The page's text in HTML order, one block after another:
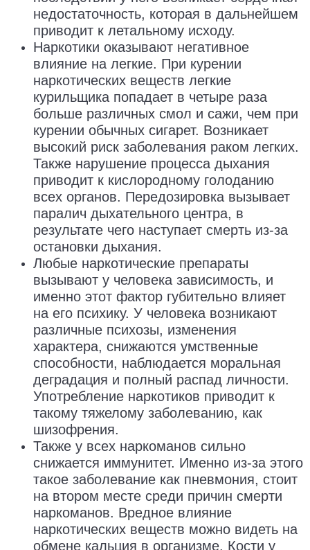
недостаточность, которая в дальнейшем
приводит к летальному исходу.
Наркотики оказывают негативное
влияние на легкие. При курении
наркотических веществ легкие
курильщика попадает в четыре раза
больше различных смол и сажи, чем при
курении обычных сигарет. Возникает
высокий риск заболевания раком легких.
Также нарушение процесса дыхания
приводит к кислородному голоданию
всех органов. Передозировка вызывает
паралич дыхательного центра, в
результате чего наступает смерть из-за
остановки дыхания.
Любые наркотические препараты
вызывают у человека зависимость, и
именно этот фактор губительно влияет
на его психику. У человека возникают
различные психозы, изменения
характера, снижаются умственные
способности, наблюдается моральная
деградация и полный распад личности.
Употребление наркотиков приводит к
такому тяжелому заболеванию, как
шизофрения.
Также у всех наркоманов сильно
снижается иммунитет. Именно из-за этого
такое заболевание как пневмония, стоит
на втором месте среди причин смерти
наркоманов. Вредное влияние
наркотических веществ можно видеть на
обмене кальция в организме. Кости у